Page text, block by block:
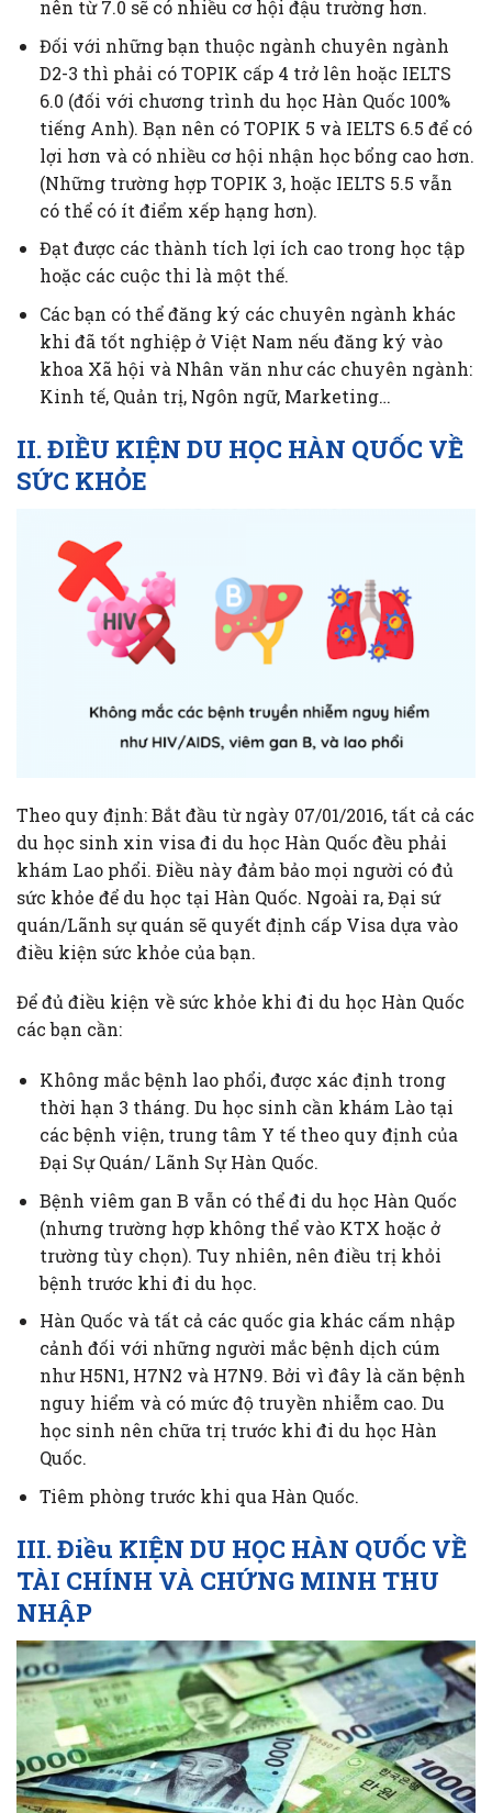
nên từ 7.0 sẽ có nhiều cơ hội đậu trường hơn.
Đối với những bạn thuộc ngành chuyên ngành
D2-3 thì phải có TOPIK cấp 4 trở lên hoặc IELTS
6.0 (đối với chương trình du học Hàn Quốc 100%
tiếng Anh). Bạn nên có TOPIK 5 và IELTS 6.5 để có
lợi hơn và có nhiều cơ hội nhận học bổng cao hơn.
(Những trường hợp TOPIK 3, hoặc IELTS 5.5 vẫn
có thể có ít điểm xếp hạng hơn).
Đạt được các thành tích lợi ích cao trong học tập
hoặc các cuộc thi là một thế.
Các bạn có thể đăng ký các chuyên ngành khác
khi đã tốt nghiệp ở Việt Nam nếu đăng ký vào
khoa Xã hội và Nhân văn như các chuyên ngành:
Kinh tế, Quản trị, Ngôn ngữ, Marketing…
II. ĐIỀU KIỆN DU HỌC HÀN QUỐC VỀ
SỨC KHỎE
Theo quy định: Bắt đầu từ ngày 07/01/2016, tất cả các
du học sinh xin visa đi du học Hàn Quốc đều phải
khám Lao phổi. Điều này đảm bảo mọi người có đủ
sức khỏe để du học tại Hàn Quốc. Ngoài ra, Đại sứ
quán/Lãnh sự quán sẽ quyết định cấp Visa dựa vào
điều kiện sức khỏe của bạn.
Để đủ điều kiện về sức khỏe khi đi du học Hàn Quốc
các bạn cần:
Không mắc bệnh lao phổi, được xác định trong
thời hạn 3 tháng. Du học sinh cần khám Lào tại
các bệnh viện, trung tâm Y tế theo quy định của
Đại Sự Quán/ Lãnh Sự Hàn Quốc.
Bệnh viêm gan B vẫn có thể đi du học Hàn Quốc
(nhưng trường hợp không thể vào KTX hoặc ở
trường tùy chọn). Tuy nhiên, nên điều trị khỏi
bệnh trước khi đi du học.
Hàn Quốc và tất cả các quốc gia khác cấm nhập
cảnh đối với những người mắc bệnh dịch cúm
như H5N1, H7N2 và H7N9. Bởi vì đây là căn bệnh
nguy hiểm và có mức độ truyền nhiễm cao. Du
học sinh nên chữa trị trước khi đi du học Hàn
Quốc.
Tiêm phòng trước khi qua Hàn Quốc.
III. Điều KIỆN DU HỌC HÀN QUỐC VỀ
TÀI CHÍNH VÀ CHỨNG MINH THU
NHẬP